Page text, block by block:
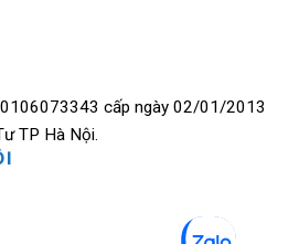
0106073343 cấp ngày 02/01/2013
TP Hà Nội.